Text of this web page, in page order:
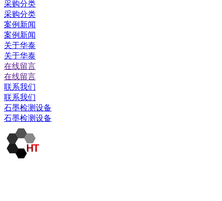
采购分类
采购分类
案例新闻
案例新闻
关于华泰
关于华泰
在线留言
在线留言
联系我们
联系我们
石墨检测设备
石墨检测设备